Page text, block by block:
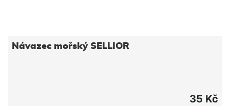
Návazec mořský SELLIOR
35 Kč